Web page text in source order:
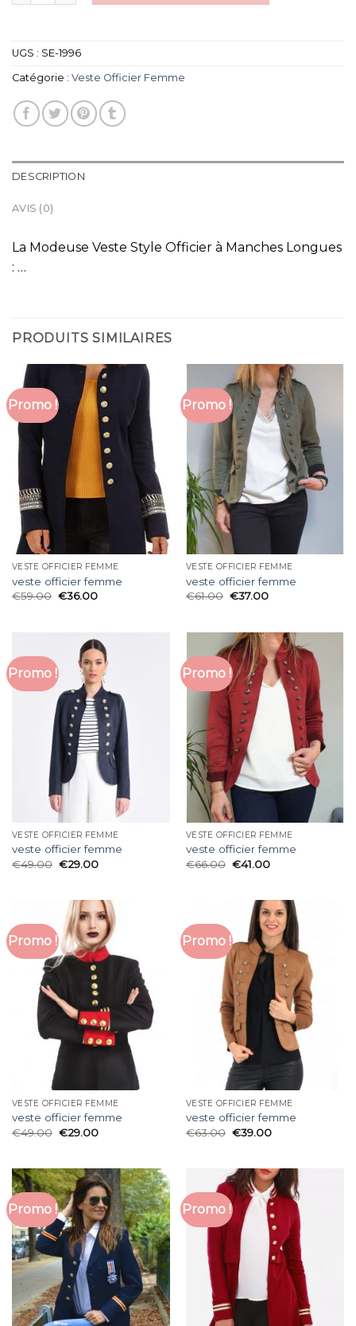
UGS : SE-1996
Catégorie : Veste Officier Femme
DESCRIPTION
AVIS (0)
La Modeuse Veste Style Officier à Manches Longues
: …
PRODUITS SIMILAIRES
Promo !
VESTE OFFICIER FEMME
veste officier femme
€59.00 €36.00
Promo !
VESTE OFFICIER FEMME
veste officier femme
€61.00 €37.00
Promo !
VESTE OFFICIER FEMME
veste officier femme
€49.00 €29.00
Promo !
VESTE OFFICIER FEMME
veste officier femme
€66.00 €41.00
Promo !
VESTE OFFICIER FEMME
veste officier femme
€49.00 €29.00
Promo !
VESTE OFFICIER FEMME
veste officier femme
€63.00 €39.00
Promo ! Promo !